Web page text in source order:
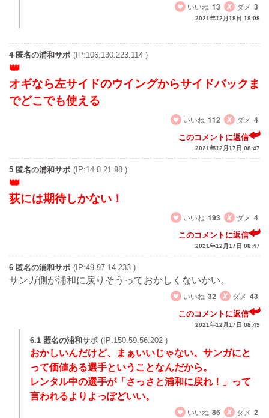
いいね 13 ダメ 3
2021年12月18日 18:08
4 匿名の浦和サポ (IP:106.130.223.114 )
オギなら左サイドのウイングからサイドバックま
でどこでも使える
いいね 112 ダメ 4
このコメントに返信
2021年12月17日 08:47
5 匿名の浦和サポ (IP:14.8.21.98 )
荻には期待しかない！
いいね 193 ダメ 4
このコメントに返信
2021年12月17日 08:47
6 匿名の浦和サポ (IP:49.97.14.233 )
サンガ側が浦和に戻りそうっておかしくないかい。
いいね 32 ダメ 43
このコメントに返信
2021年12月17日 08:49
6.1 匿名の浦和サポ (IP:150.59.56.202 )
おかしいんだけど、まぁいいじゃない。サンガにと
って価値ある選手ということなんだから。
レンタル中の選手が「さっさと浦和に戻れ！」って
言われるよりよっぽどいい。
いいね 86 ダメ 2